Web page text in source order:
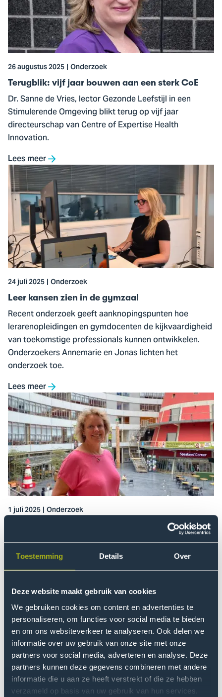
Toestemming Details Over
Deze website maakt gebruik van cookies
We gebruiken cookies om content en advertenties te
personaliseren, om functies voor social media te bieden
en om ons websiteverkeer te analyseren. Ook delen we
informatie over uw gebruik van onze site met onze
partners voor social media, adverteren en analyse. Deze
partners kunnen deze gegevens combineren met andere
informatie die u aan ze heeft verstrekt of die ze hebben
verzameld op basis van uw gebruik van hun services.
jaar
bouwen
aan
een
sterk
CoE
26 augustus 2025 Onderzoek
Terugblik: vijf jaar bouwen aan een sterk CoE
Dr. Sanne de Vries, lector Gezonde Leefstijl in een
Stimulerende Omgeving blikt terug op vijf jaar
directeurschap van Centre of Expertise Health
Innovation.
Lees meer
Ga
naar
Leer
kansen
zien
in
de
gymzaal
24 juli 2025 Onderzoek
Leer kansen zien in de gymzaal
Recent onderzoek geeft aanknopingspunten hoe
lerarenopleidingen en gymdocenten de kijkvaardigheid
van toekomstige professionals kunnen ontwikkelen.
Onderzoekers Annemarie en Jonas lichten het
onderzoek toe.
Lees meer
Ga
naar
Associate
lector
Gezonde
Voeding
voor
een
Gezonde
Generatie
start
1 juli 2025 Onderzoek
Associate lector Gezonde Voeding voor een
Per 1 juli 2025 is Machteld van Lieshout gestart als
associate lector. Ze gaat zich richten op preventie en
aanleren én behouden van duurzaam gezond gedrag.
Lees meer
Ga
naar
Pim
Koolwijk
promoveert
op